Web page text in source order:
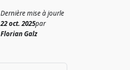
Dernière mise à jourle
22 oct. 2025par
Florian Galz